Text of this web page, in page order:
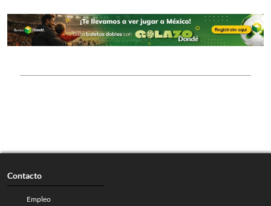
Contacto
Empleo